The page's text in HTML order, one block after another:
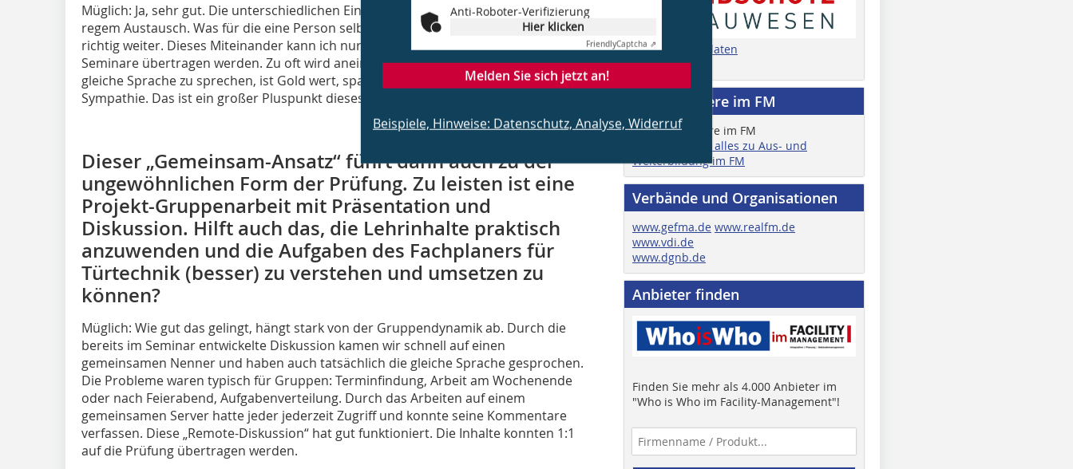
Müglich: Ja, sehr gut. Die unterschiedlichen Eindrücke und „Geheimtipps“ führten zu
regem Austausch. Was für die eine Person selbstverständlich war, brachte andere
richtig weiter. Dieses Miteinander kann ich nur empfehlen und sollte auf andere
Seminare übertragen werden. Zu oft wird aneinander vorbeigeredet. Tatsächlich die
gleiche Sprache zu sprechen, ist Gold wert, spart Zeit und Nerven und schafft dazu
Sympathie. Das ist ein großer Pluspunkt dieses Lehrgangs, dies erreicht zu haben.
Dieser „Gemeinsam-Ansatz“ führt dann auch zu der
ungewöhnlichen Form der Prüfung. Zu leisten ist eine
Projekt-Gruppenarbeit mit Präsentation und
Diskussion. Hilft auch das, die Lehrinhalte praktisch
anzuwenden und die Aufgaben des Fachplaners für
Türtechnik (besser) zu verstehen und umsetzen zu
können?
Müglich: Wie gut das gelingt, hängt stark von der Gruppendynamik ab. Durch die
bereits im Seminar entwickelte Diskussion kamen wir schnell auf einen
gemeinsamen Nenner und haben auch tatsächlich die gleiche Sprache gesprochen.
Die Probleme waren typisch für Gruppen: Terminfindung, Arbeit am Wochenende
oder nach Feierabend, Aufgabenverteilung. Durch das Arbeiten auf einem
gemeinsamen Server hatte jeder jederzeit Zugriff und konnte seine Kommentare
verfassen. Diese „Remote-Diskussion“ hat gut funktioniert. Die Inhalte konnten 1:1
auf die Prüfung übertragen werden.
Anti-Roboter-Verifizierung
Hier klicken
FriendlyCaptcha ⇗
Melden Sie sich jetzt an!
Beispiele, Hinweise: Datenschutz, Analyse, Widerruf
Zu den Mediadaten
Zur Homepage
Job & Karriere im FM
Hier finden Sie alles zu Aus- und
Weiterbildung im FM
Verbände und Organisationen
www.gefma.de www.realfm.de
www.vdi.de
www.dgnb.de
Anbieter finden
Finden Sie mehr als 4.000 Anbieter im
"Who is Who im Facility-Management"!